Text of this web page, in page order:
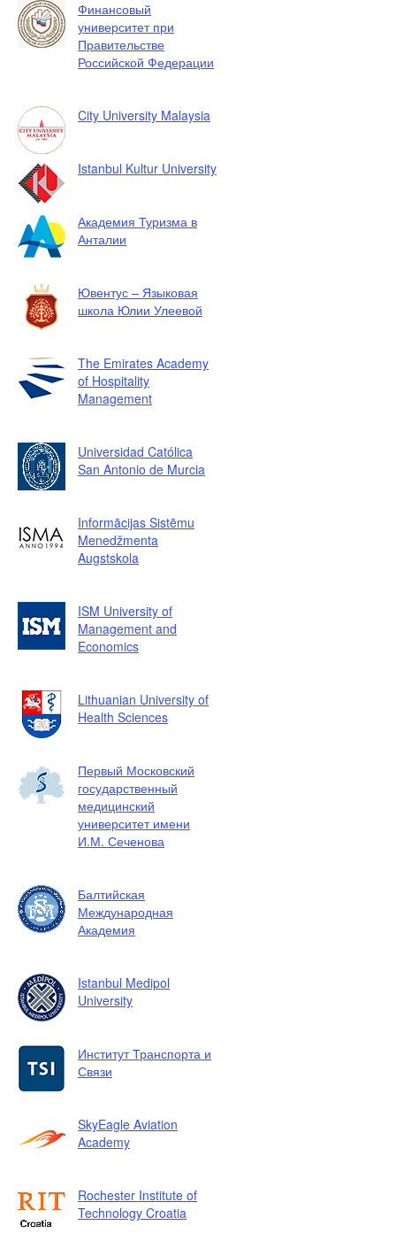
Финансовый
университет при
Правительстве
Российской Федерации
City University Malaysia
Istanbul Kultur University
Академия Туризма в
Анталии
Ювентус – Языковая
школа Юлии Улеевой
The Emirates Academy
of Hospitality
Management
Universidad Católica
San Antonio de Murcia
Informācijas Sistēmu
Menedžmenta
Augstskola
ISM University of
Management and
Economics
Lithuanian University of
Health Sciences
Первый Московский
государственный
медицинский
университет имени
И.М. Сеченова
Балтийская
Международная
Академия
Istanbul Medipol
University
Институт Транспорта и
Связи
SkyEagle Aviation
Academy
Rochester Institute of
Technology Croatia